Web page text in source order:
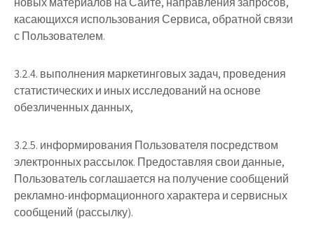
касающихся использования Сервиса, обратной связи
с Пользователем.
3.2.4. выполнения маркетинговых задач, проведения
статистических и иных исследований на основе
обезличенных данных,
3.2.5. информирования Пользователя посредством
электронных рассылок. Предоставляя свои данные,
Пользователь соглашается на получение сообщений
рекламно-информационного характера и сервисных
сообщений (рассылку).